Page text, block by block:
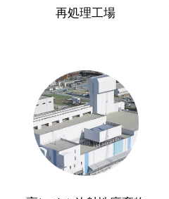
再処理工場